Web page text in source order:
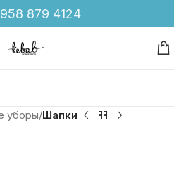
879 4124
уборы Шапки